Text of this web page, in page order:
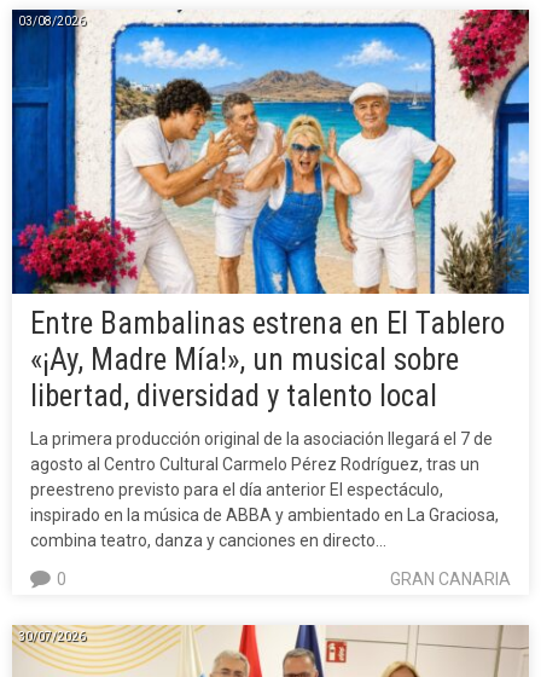
03/08/2026
Entre Bambalinas estrena en El Tablero
«¡Ay, Madre Mía!», un musical sobre
libertad, diversidad y talento local
La primera producción original de la asociación llegará el 7 de
agosto al Centro Cultural Carmelo Pérez Rodríguez, tras un
preestreno previsto para el día anterior El espectáculo,
inspirado en la música de ABBA y ambientado en La Graciosa,
combina teatro, danza y canciones en directo…
GRAN CANARIA
0
30/07/2026